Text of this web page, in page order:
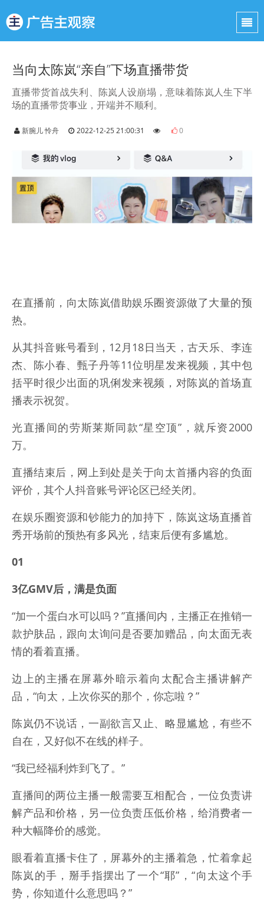
当向太陈岚“亲自”下场直播带货
直播带货首战失利、陈岚人设崩塌，意味着陈岚人生下半
场的直播带货事业，开端并不顺利。
新腕儿 怜舟 2022-12-25 21:00:31 0
在直播前，向太陈岚借助娱乐圈资源做了大量的预
热。
从其抖音账号看到，12月18日当天，古天乐、李连
杰、陈小春、甄子丹等11位明星发来视频，其中包
括平时很少出面的巩俐发来视频，对陈岚的首场直
播表示祝贺。
光直播间的劳斯莱斯同款“星空顶”，就斥资2000
万。
直播结束后，网上到处是关于向太首播内容的负面
评价，其个人抖音账号评论区已经关闭。
在娱乐圈资源和钞能力的加持下，陈岚这场直播首
秀开场前的预热有多风光，结束后便有多尴尬。
01
3亿GMV后，满是负面
“加一个蛋白水可以吗？”直播间内，主播正在推销一
款护肤品，跟向太询问是否要加赠品，向太面无表
情的看着直播。
边上的主播在屏幕外暗示着向太配合主播讲解产
品，“向太，上次你买的那个，你忘啦？”
陈岚仍不说话，一副欲言又止、略显尴尬，有些不
自在，又好似不在线的样子。
“我已经福利炸到飞了。”
直播间的两位主播一般需要互相配合，一位负责讲
解产品和价格，另一位负责压低价格，给消费者一
种大幅降价的感觉。
眼看着直播卡住了，屏幕外的主播着急，忙着拿起
陈岚的手，掰手指摆出了一个“耶”，“向太这个手
势，你知道什么意思吗？”